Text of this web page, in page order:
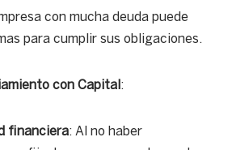
con mucha deuda puede
para cumplir sus obligaciones.
con Capital :
financiera: Al no haber